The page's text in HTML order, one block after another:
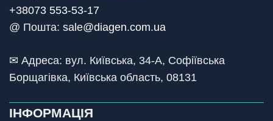
+38073 553-53-17
@ Пошта: sale@diagen.com.ua
✉ Адреса: вул. Київська, 34-А, Софіївська
Борщагівка, Київська область, 08131
ІНФОРМАЦІЯ